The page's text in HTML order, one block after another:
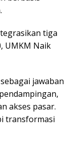
tiga
UMKM Naik
jawaban
akses pasar.
transformasi